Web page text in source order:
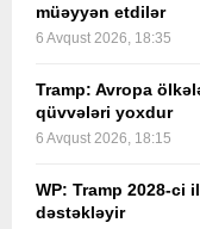
müəyyən etdilər
6 Avqust 2026, 18:35
Tramp: Avropa
qüvvələri yoxdur
6 Avqust 2026, 18:15
WP: Tramp 2028-ci
dəstəkləyir